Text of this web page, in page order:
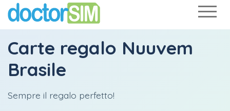
Carte regalo Nuuvem
Brasile
Sempre il regalo perfetto!